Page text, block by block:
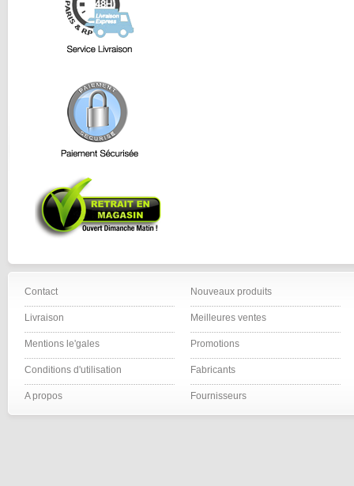
Contact
Livraison
Mentions le'gales
Conditions d'utilisation
A propos
Nouveaux produits
Meilleures ventes
Promotions
Fabricants
Fournisseurs